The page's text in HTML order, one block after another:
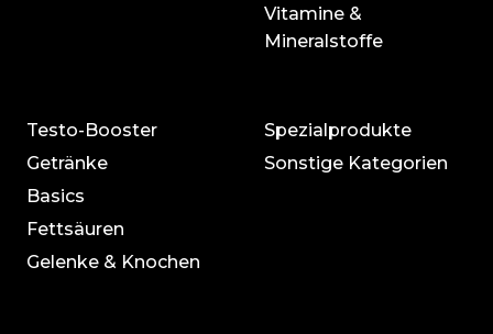
Vitamine &
Mineralstoffe
Testo-Booster
Getränke
Basics
Fettsäuren
Gelenke & Knochen
Spezialprodukte
Sonstige Kategorien